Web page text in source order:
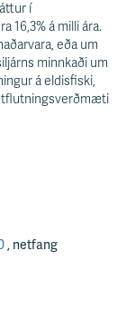
í
16,3% á milli ára.
eða um
minnkaði um
á eldisfiski,
, netfang